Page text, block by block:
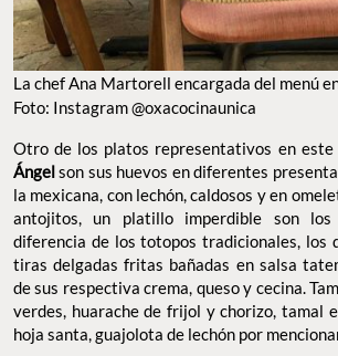
La chef Ana Martorell encargada del menú
Foto: Instagram @oxacocinaunica
Otro de los platos representativos en este
Ángelson sus huevos en diferentes
la mexicana, con lechón, caldosos y en
antojitos, un platillo imperdible son
diferencia de los totopos tradicionales, los
tiras delgadas fritas bañadas en salsa
de sus respectiva crema, queso y cecina.
verdes, huarache de frijol y chorizo, tamal
hoja santa, guajolota de lechón por